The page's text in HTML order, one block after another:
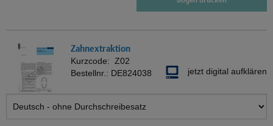
Zahnextraktion
Kurzcode: Z02
Bestellnr.: DE824038 jetzt digital aufklären